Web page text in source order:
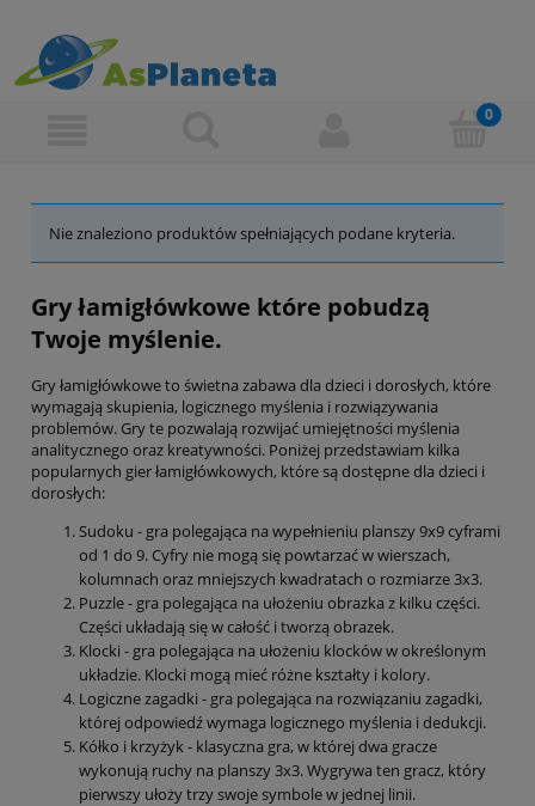
Nie znaleziono produktów spełniających podane kryteria.
Gry łamigłówkowe które pobudzą
Twoje myślenie.
Gry łamigłówkowe to świetna zabawa dla dzieci i dorosłych, które
wymagają skupienia, logicznego myślenia i rozwiązywania
problemów. Gry te pozwalają rozwijać umiejętności myślenia
analitycznego oraz kreatywności. Poniżej przedstawiam kilka
popularnych gier łamigłówkowych, które są dostępne dla dzieci i
dorosłych:
Sudoku - gra polegająca na wypełnieniu planszy 9x9 cyframi
od 1 do 9. Cyfry nie mogą się powtarzać w wierszach,
kolumnach oraz mniejszych kwadratach o rozmiarze 3x3.
Puzzle - gra polegająca na ułożeniu obrazka z kilku części.
Części układają się w całość i tworzą obrazek.
Klocki - gra polegająca na ułożeniu klocków w określonym
układzie. Klocki mogą mieć różne kształty i kolory.
Logiczne zagadki - gra polegająca na rozwiązaniu zagadki,
której odpowiedź wymaga logicznego myślenia i dedukcji.
Kółko i krzyżyk - klasyczna gra, w której dwa gracze
wykonują ruchy na planszy 3x3. Wygrywa ten gracz, który
pierwszy ułoży trzy swoje symbole w jednej linii.